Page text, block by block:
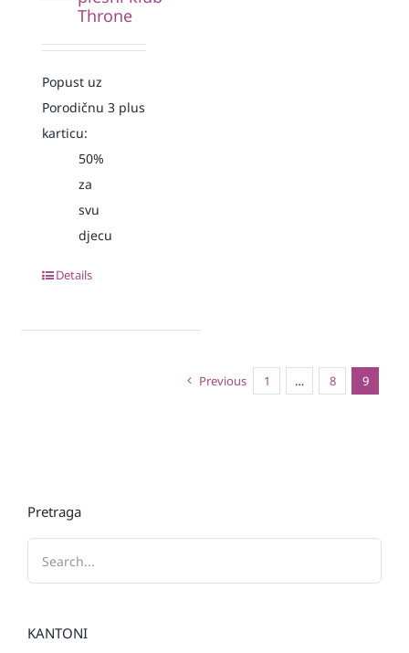
Throne
Popust uz
Porodičnu 3 plus
karticu:
50%
za
svu
djecu
Details
Previous 1 … 8 9
Pretraga
KANTONI